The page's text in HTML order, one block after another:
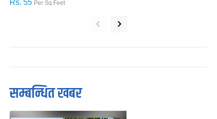
Rs. 55 Per Sq.Feet
‹ ›
सम्बन्धित खबर